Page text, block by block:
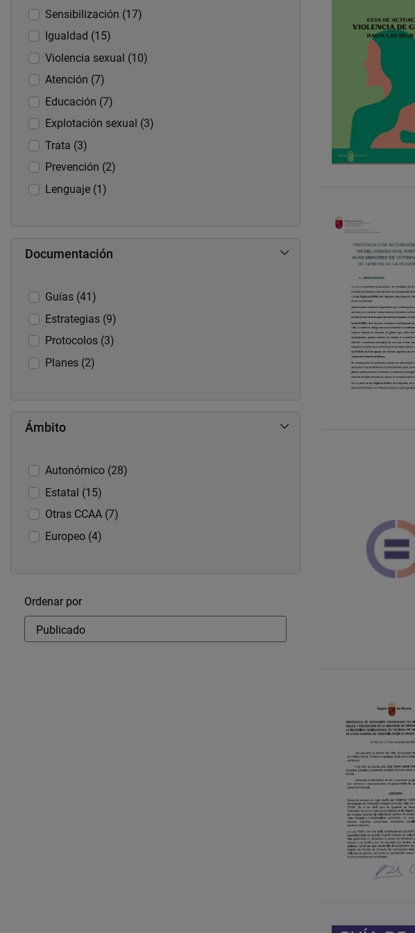
Sensibilización (17)
Igualdad (15)
Violencia sexual (10)
Atención (7)
Educación (7)
Explotación sexual (3)
Trata (3)
Prevención (2)
Lenguaje (1)
Documentación
Guías (41)
Estrategias (9)
Protocolos (3)
Planes (2)
Ámbito
Autonómico (28)
Estatal (15)
Otras CCAA (7)
Europeo (4)
Ordenar
Ordenar por